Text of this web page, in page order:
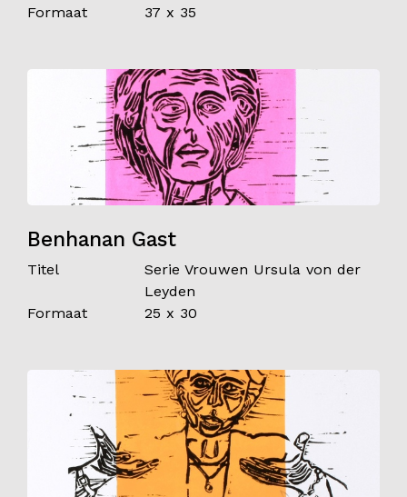
Formaat
37 x 35
Benhanan Gast
Titel
Serie Vrouwen Ursula von der
Leyden
Formaat
25 x 30